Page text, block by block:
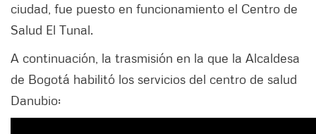
ciudad, fue puesto en funcionamiento el Centro de
Salud El Tunal.
A continuación, la trasmisión en la que la Alcaldesa
de Bogotá habilitó los servicios del centro de salud
Danubio: